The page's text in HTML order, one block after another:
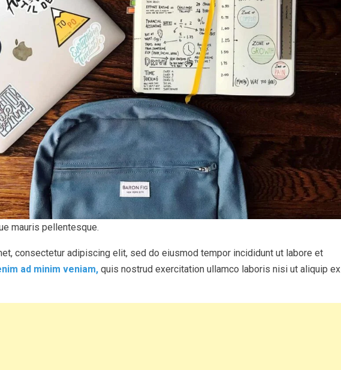
mauris pellentesque.
consectetur adipiscing elit, sed do eiusmod tempor incididunt ut labore et
ad minim veniam, quis nostrud exercitation ullamco laboris nisi ut aliquip ex